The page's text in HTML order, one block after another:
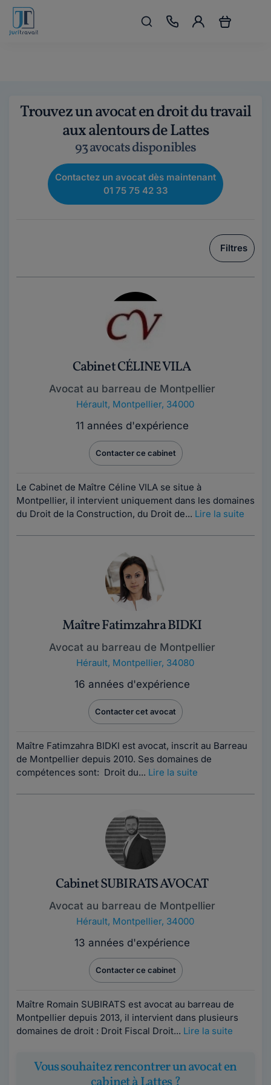
Trouvez un avocat en droit du travail
aux alentours de Lattes
93 avocats disponibles
Contactez un avocat dès maintenant
01 75 75 42 33
Filtres
Cabinet CÉLINE VILA
Avocat au barreau de Montpellier
Hérault, Montpellier, 34000
11 années d'expérience
Contacter ce cabinet
Le Cabinet de Maître Céline VILA se situe à
Montpellier, il intervient uniquement dans les domaines
du Droit de la Construction, du Droit de... Lire la suite
Maître Fatimzahra BIDKI
Avocat au barreau de Montpellier
Hérault, Montpellier, 34080
16 années d'expérience
Contacter cet avocat
Maître Fatimzahra BIDKI est avocat, inscrit au Barreau
de Montpellier depuis 2010. Ses domaines de
compétences sont: Droit du... Lire la suite
Cabinet SUBIRATS AVOCAT
Avocat au barreau de Montpellier
Hérault, Montpellier, 34000
13 années d'expérience
Contacter ce cabinet
Maître Romain SUBIRATS est avocat au barreau de
Montpellier depuis 2013, il intervient dans plusieurs
domaines de droit : Droit Fiscal Droit... Lire la suite
Vous souhaitez rencontrer un avocat en